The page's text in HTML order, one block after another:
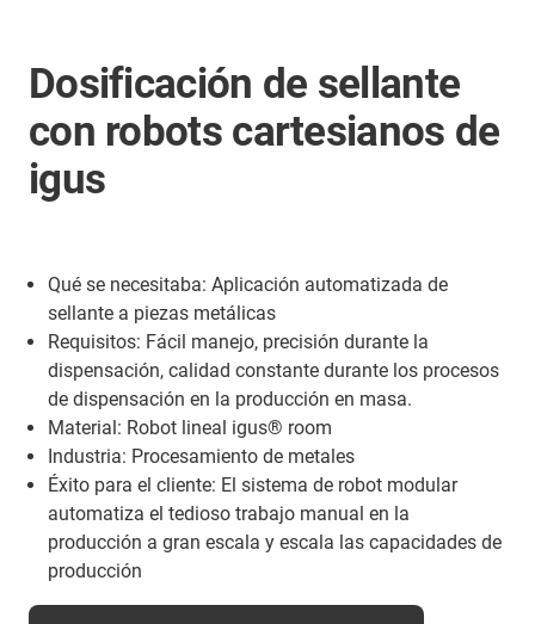
Dosificación de sellante
con robots cartesianos de
igus
Qué se necesitaba: Aplicación automatizada de
sellante a piezas metálicas
Requisitos: Fácil manejo, precisión durante la
dispensación, calidad constante durante los procesos
de dispensación en la producción en masa.
Material: Robot lineal igus® room
Industria: Procesamiento de metales
Éxito para el cliente: El sistema de robot modular
automatiza el tedioso trabajo manual en la
producción a gran escala y escala las capacidades de
producción